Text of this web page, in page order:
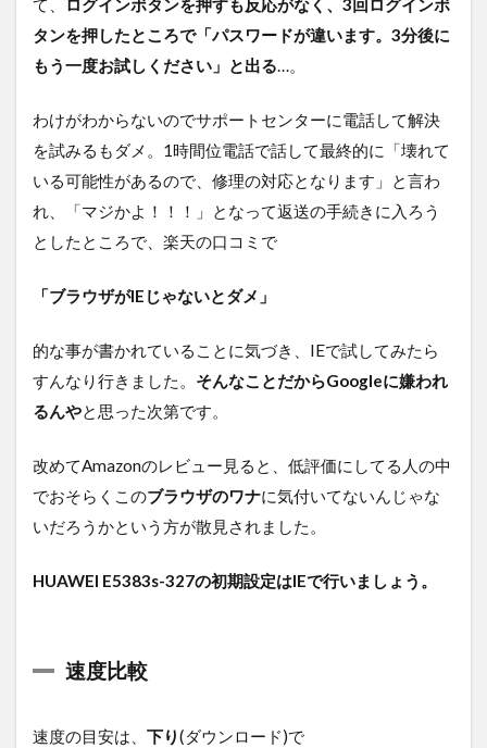
て、
ログインボタンを押すも反応がなく、3回ログインボ
タンを押したところで「パスワードが違います。3分後に
もう一度お試しください」と出る…。
わけがわからないのでサポートセンターに電話して解決
を試みるもダメ。1時間位電話で話して最終的に「壊れて
いる可能性があるので、修理の対応となります」と言わ
れ、「マジかよ！！！」となって返送の手続きに入ろう
としたところで、楽天の口コミで
「ブラウザがIEじゃないとダメ」
的な事が書かれていることに気づき、IEで試してみたら
すんなり行きました。 そんなことだからGoogleに嫌われ
るんやと思った次第です。
改めてAmazonのレビュー見ると、低評価にしてる人の中
でおそらくこのブラウザのワナに気付いてないんじゃな
いだろうかという方が散見されました。
HUAWEI E5383s-327の初期設定はIEで行いましょう。
速度比較
速度の目安は、 下り(ダウンロード)で